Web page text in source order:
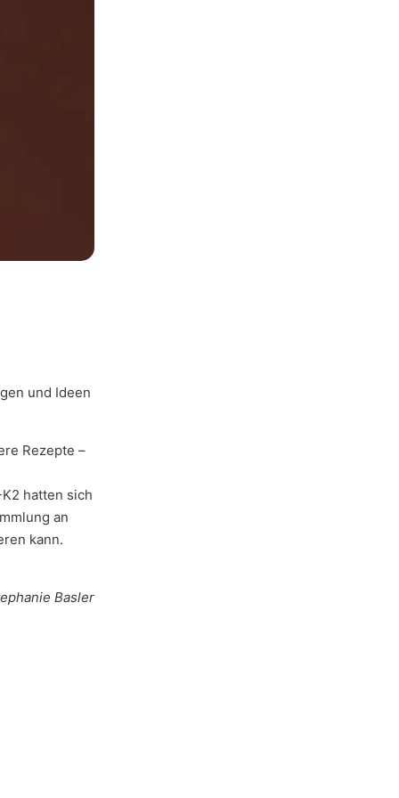
und Ideen
Rezepte –
hatten sich
an
kann.
Basler